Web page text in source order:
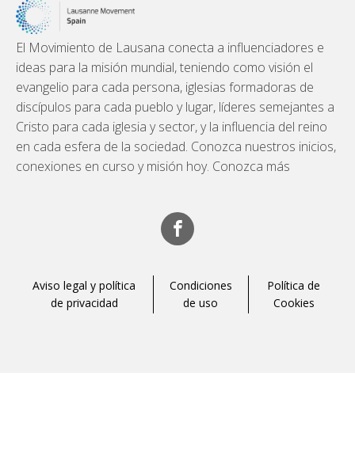
El Movimiento de Lausana conecta a influenciadores e
ideas para la misión mundial, teniendo como visión el
evangelio para cada persona, iglesias formadoras de
discípulos para cada pueblo y lugar, líderes semejantes a
Cristo para cada iglesia y sector, y la influencia del reino
en cada esfera de la sociedad. Conozca nuestros inicios,
conexiones en curso y misión hoy. Conozca más
Aviso legal y política
de privacidad
Condiciones
de uso
Política de
Cookies